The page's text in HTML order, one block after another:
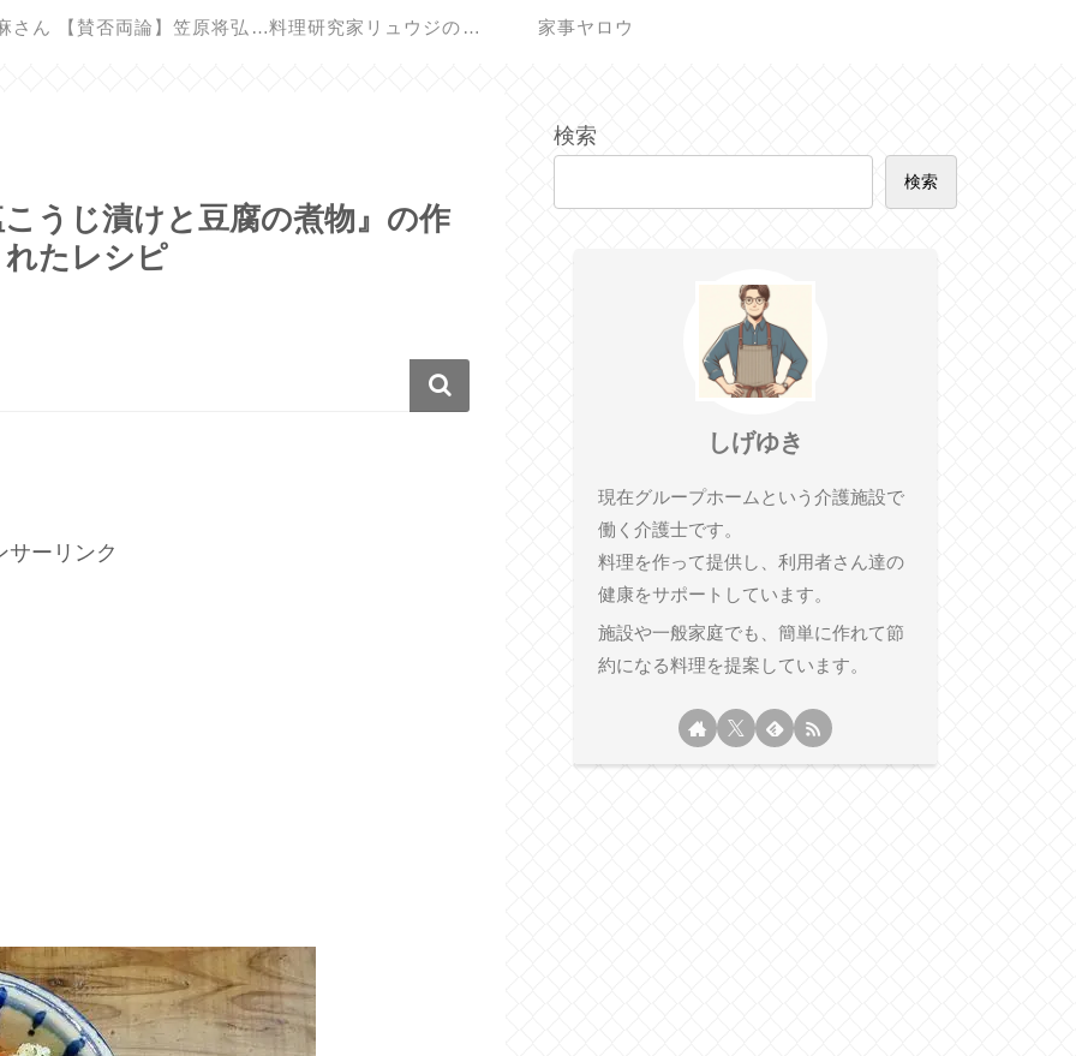
さん 【賛否両論】笠原将弘の料理のほそ道 料理研究家リュウジのバズレシピ 家事ヤロウ
うじ漬けと豆腐の煮物』の作
たレシピ
サーリンク
検索
検索
しげゆき
現在グループホームという介護施設で
働く介護士です。
料理を作って提供し、利用者さん達の
健康をサポートしています。
施設や一般家庭でも、簡単に作れて節
約になる料理を提案しています。